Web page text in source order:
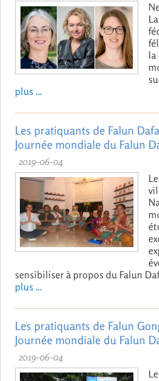
la
plus ...
Les pratiquants de Falun
Journée mondiale du Falun
2019-06-04
sensibiliser à propos du Falun
plus ...
Les pratiquants de Falun
Journée mondiale du Falun
2019-06-04